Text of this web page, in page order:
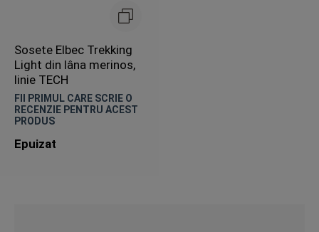
Sosete Elbec Trekking
Light din lâna merinos,
linie TECH
FII PRIMUL CARE SCRIE O
RECENZIE PENTRU ACEST
PRODUS
Epuizat